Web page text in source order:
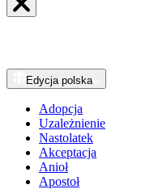
Edycja polska
Adopcja
Uzależnienie
Nastolatek
Akceptacja
Anioł
Apostoł